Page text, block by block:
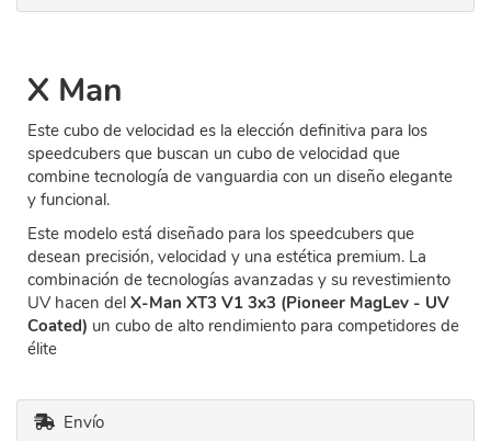
X Man
Este cubo de velocidad es la elección definitiva para los
speedcubers que buscan un cubo de velocidad que
combine tecnología de vanguardia con un diseño elegante
y funcional.
Este modelo está diseñado para los speedcubers que
desean precisión, velocidad y una estética premium. La
combinación de tecnologías avanzadas y su revestimiento
UV hacen del X-Man XT3 V1 3x3 (Pioneer MagLev - UV
Coated) un cubo de alto rendimiento para competidores de
élite
Envío